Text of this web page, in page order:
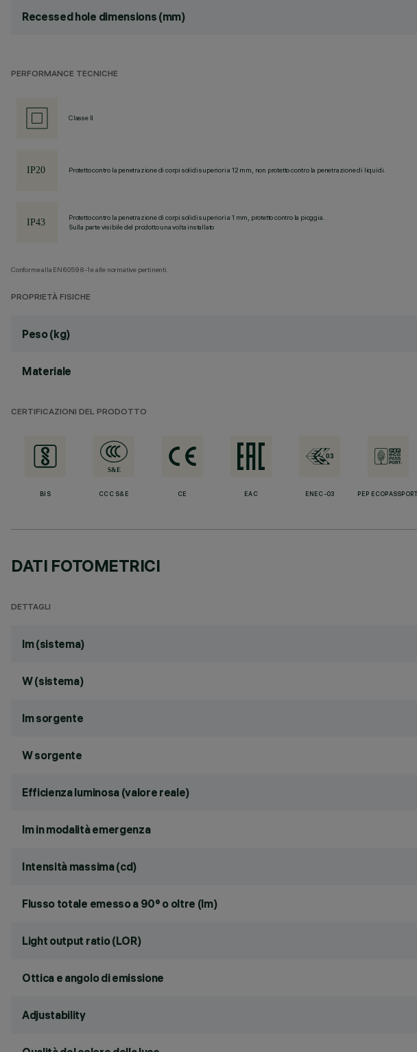
Recessed hole dimensions (mm)
PERFORMANCE TECNICHE
Classe II
Protetto contro la penetrazione di corpi solidi superiori a 12 mm, non protetto contro la penetrazione di liquidi.
Protetto contro la penetrazione di corpi solidi superiori a 1 mm, protetto contro la pioggia.
Sulla parte visibile del prodotto una volta installato
Conforme alla EN60598-1 e alle normative pertinenti.
PROPRIETÀ FISICHE
Peso (kg)
Materiale
CERTIFICAZIONI DEL PRODOTTO
BIS CCC S&E CE EAC ENEC-03 PEP ECOPASSPORT
DATI FOTOMETRICI
DETTAGLI
lm (sistema)
W (sistema)
lm sorgente
W sorgente
Efficienza luminosa (valore reale)
lm in modalità emergenza
Intensità massima (cd)
Flusso totale emesso a 90° o oltre (lm)
Light output ratio (LOR)
Ottica e angolo di emissione
Adjustability